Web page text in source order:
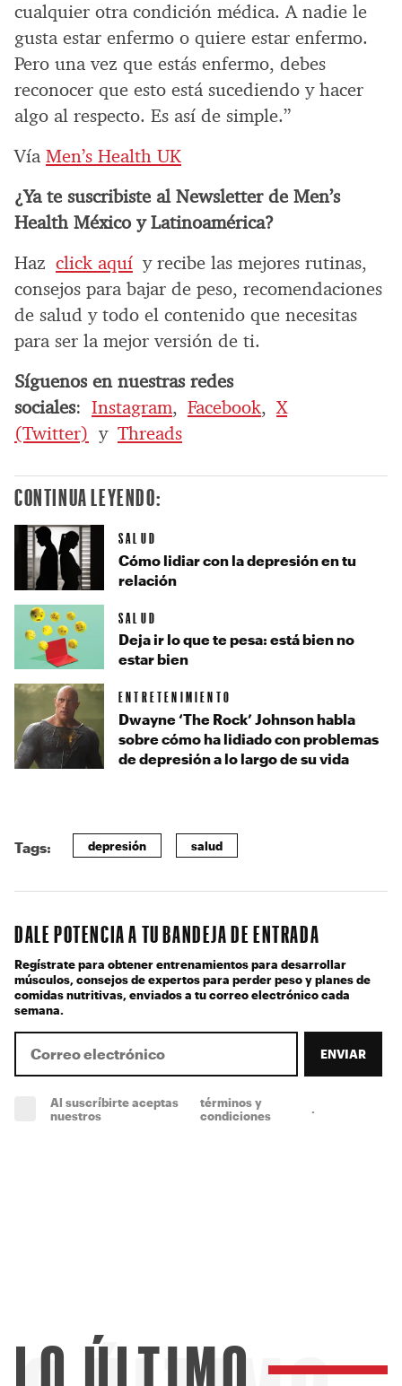
cualquier otra condición médica. A nadie le
gusta estar enfermo o quiere estar enfermo.
Pero una vez que estás enfermo, debes
reconocer que esto está sucediendo y hacer
algo al respecto. Es así de simple.”
Vía Men’s Health UK
¿Ya te suscribiste al Newsletter de Men’s
Health México y Latinoamérica?
Haz click aquí y recibe las mejores rutinas,
consejos para bajar de peso, recomendaciones
de salud y todo el contenido que necesitas
para ser la mejor versión de ti.
Síguenos en nuestras redes
sociales: Instagram, Facebook,X
(Twitter) y Threads
CONTINUA LEYENDO:
SALUD
Cómo lidiar con la depresión en tu
relación
SALUD
Deja ir lo que te pesa: está bien no
estar bien
ENTRETENIMIENTO
Dwayne ‘The Rock’ Johnson habla
sobre cómo ha lidiado con problemas
de depresión a lo largo de su vida
Tags: depresión salud
DALE POTENCIA A TU BANDEJA DE ENTRADA
Regístrate para obtener entrenamientos para desarrollar
músculos, consejos de expertos para perder peso y planes de
comidas nutritivas, enviados a tu correo electrónico cada
semana.
ENVIAR
Al suscríbirte aceptas
nuestros
términos y
condiciones
.